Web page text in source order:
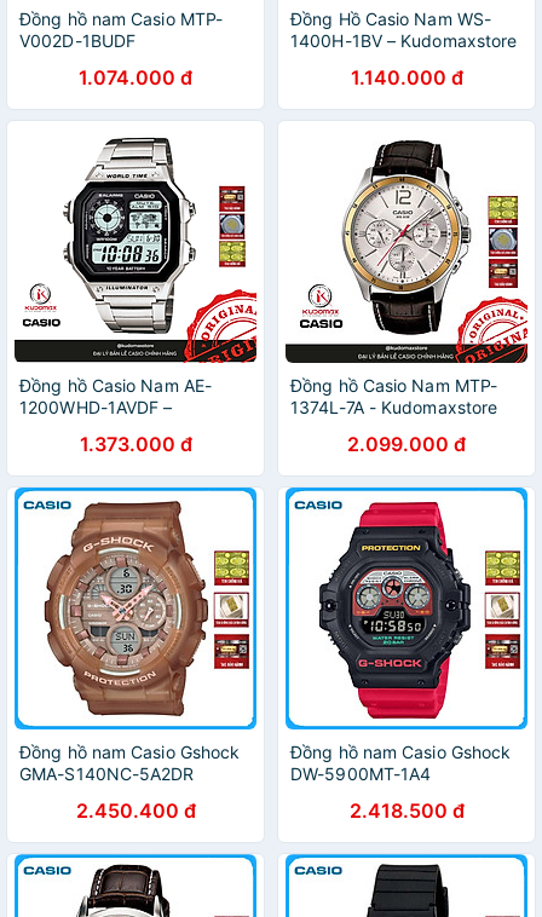
Đồng hồ nam Casio MTP-
V002D-1BUDF
1.074.000 đ
Đồng Hồ Casio Nam WS-
1400H-1BV – Kudomaxstore
1.140.000 đ
Đồng hồ Casio Nam AE-
1200WHD-1AVDF –
1.373.000 đ
Đồng hồ Casio Nam MTP-
1374L-7A - Kudomaxstore
2.099.000 đ
Đồng hồ nam Casio Gshock
GMA-S140NC-5A2DR
2.450.400 đ
Đồng hồ nam Casio Gshock
DW-5900MT-1A4
2.418.500 đ